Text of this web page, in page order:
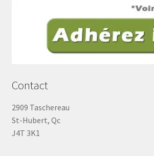
Contact
2909 Taschereau
St-Hubert, Qc
J4T 3K1